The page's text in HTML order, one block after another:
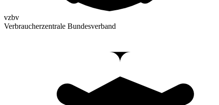
vzbv
Verbraucherzentrale Bundesverband